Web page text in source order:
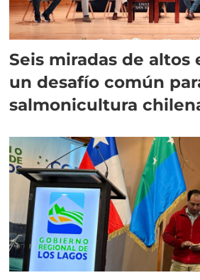
Seis miradas de altos
un desafío común
salmonicultura